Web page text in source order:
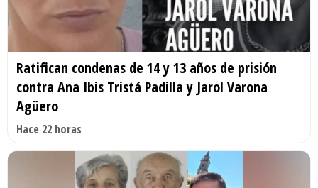
Ratifican condenas de 14 y 13 años de prisión
contra Ana Ibis Tristá Padilla y Jarol Varona
Agüero
Hace 22 horas